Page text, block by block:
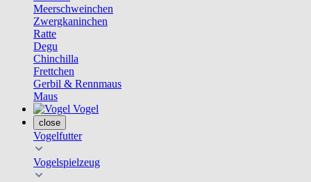
Meerschweinchen
Zwergkaninchen
Ratte
Degu
Chinchilla
Frettchen
Gerbil & Rennmaus
Maus
Vogel
close
Vogelfutter
Vogelspielzeug